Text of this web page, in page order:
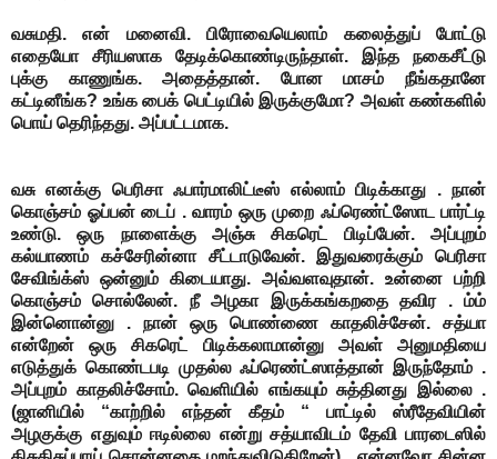
வசுமதி. என் மனைவி. பிரோவையெலாம் கலைத்துப் போட்டு
எதையோ சீரியஸாக தேடிக்கொண்டிருந்தாள்.
இந்த நகைசீட்டு
புக்கு காணுங்க. அதைத்தான். போன மாசம் நீங்கதானே
கட்டினீங்க? உங்க பைக் பெட்டியில் இருக்குமோ? அவள் கண்களில்
பொய் தெரிந்தது. அப்பட்டமாக.
வசு எனக்கு பெரிசா ஃபார்மாலிட்டீஸ் எல்லாம் பிடிக்காது . நான்
கொஞ்சம் ஓப்பன் டைப் . வாரம் ஒரு முறை ஃப்ரெண்ட்ஸோட பார்ட்டி
உண்டு. ஒரு நாளைக்கு அஞ்சு சிகரெட் பிடிப்பேன். அப்புறம்
கல்யாணம் கச்சேரின்னா சீட்டாடுவேன். இதுவரைக்கும் பெரிசா
சேவிங்க்ஸ் ஒன்னும் கிடையாது. அவ்வளவுதான். உன்னை பற்றி
கொஞ்சம் சொல்லேன். நீ அழகா இருக்கங்கறதை தவிர . ம்ம்
இன்னொன்னு . நான் ஒரு பொண்ணை காதலிச்சேன். சத்யா
என்றேன் ஒரு சிகரெட் பிடிக்கலாமான்னு அவள் அனுமதியை
எடுத்துக் கொண்டபடி முதல்ல ஃப்ரெண்ட்ஸாத்தான் இருந்தோம் .
அப்புறம் காதலிச்சோம். வெளியில் எங்கயும் சுத்தினது இல்லை .
(ஜானியில் “காற்றில் எந்தன் கீதம் “ பாட்டில் ஸ்ரீதேவியின்
அழகுக்கு எதுவும் ஈடில்லை என்று சத்யாவிடம் தேவி பாரடைஸில்